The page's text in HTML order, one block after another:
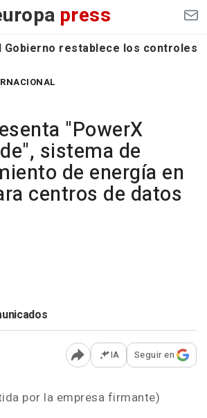
press
Gobierno restablece los
"PowerX
sistema de
de energía en
centros de datos
Abrir opciones para
IA Seguir en
por la empresa firmante)